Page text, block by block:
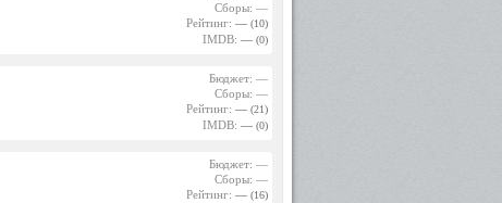
Сборы: —
Рейтинг: — (10)
IMDB: — (0)
Бюджет: —
Сборы: —
Рейтинг: — (21)
IMDB: — (0)
Бюджет: —
Сборы: —
Рейтинг: — (16)